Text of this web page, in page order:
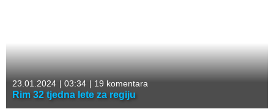
23.01.2024 | 03:34 | 19 komentara
Rim 32 tjedna lete za regiju